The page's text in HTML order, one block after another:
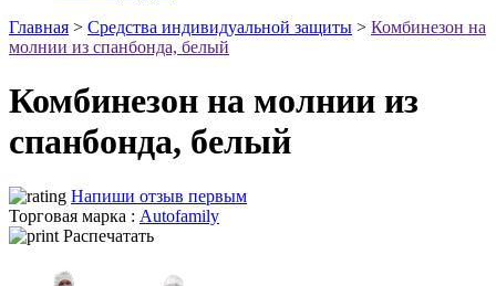
Главная > Средства индивидуальной защиты > Комбинезон на
молнии из спанбонда, белый
Комбинезон на молнии из
спанбонда, белый
Напиши отзыв первым
Торговая марка : Autofamily
Распечатать